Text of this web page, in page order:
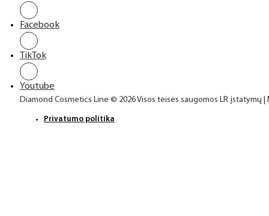
Facebook
TikTok
Youtube
Diamond Cosmetics Line © 2026 Visos teisės saugomos LR įstatymų
Privatumo politika